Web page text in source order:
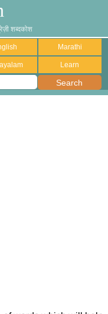
शब्दकोश
Marathi
Learn